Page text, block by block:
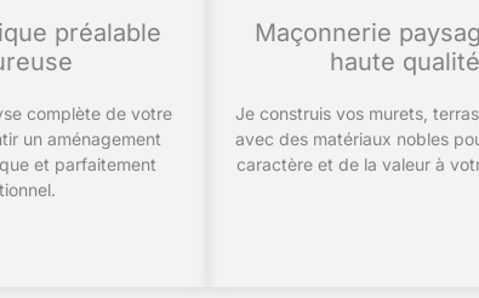
préalable
complète de votre
un aménagement
et parfaitement
Maçonnerie
haute qualité
Je construis vos murets,
avec des matériaux nobles
caractère et de la valeur à